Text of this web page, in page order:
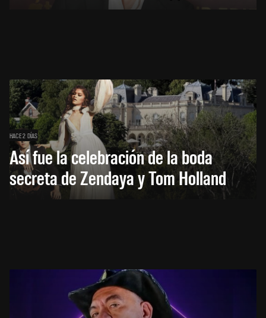
HACE 2 DÍAS
Así fue la celebración de la boda
secreta de Zendaya y Tom Holland